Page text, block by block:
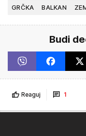
GRČKA BALKAN
Budi
Reaguj 1